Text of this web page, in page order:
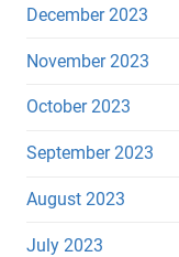
December 2023
November 2023
October 2023
September 2023
August 2023
July 2023